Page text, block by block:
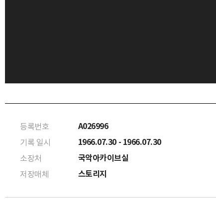
등록번호 A026996
기록 일시 1966.07.30 - 1966.07.30
소장처 국악아카이브실
저장매체 스토리지